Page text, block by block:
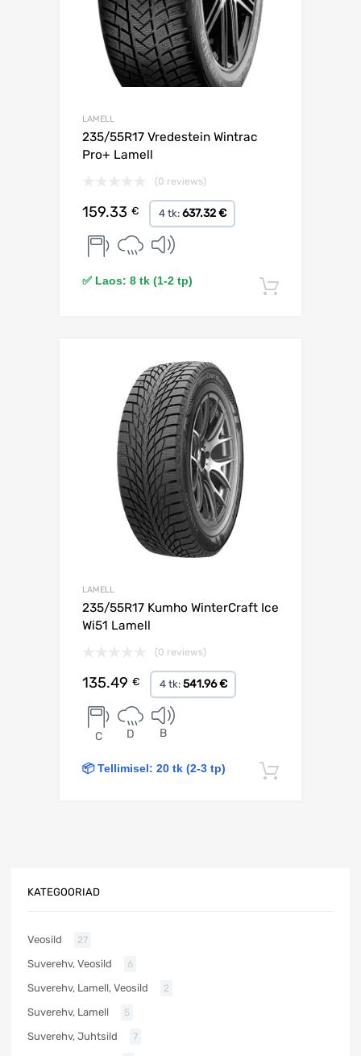
LAMELL
235/55R17 Vredestein Wintrac
Pro+ Lamell
(0 reviews)
159.33 € 4 tk: 637.32 €
✅ Laos: 8 tk (1-2 tp)
LAMELL
235/55R17 Kumho WinterCraft Ice
Wi51 Lamell
(0 reviews)
135.49 € 4 tk: 541.96 €
C D B
📦 Tellimisel: 20 tk (2-3 tp)
KATEGOORIAD
Veosild 27
Suverehv, Veosild 6
Suverehv, Lamell, Veosild 2
Suverehv, Lamell 5
Suverehv, Juhtsild 7